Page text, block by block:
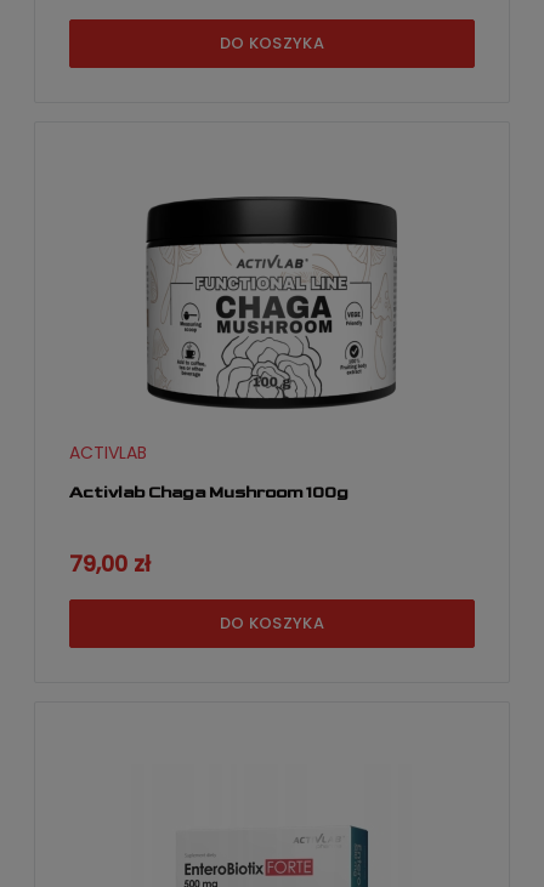
DO KOSZYKA
Activlab Chaga Mushroom 100g
ACTIVLAB
79,00 zł
DO KOSZYKA